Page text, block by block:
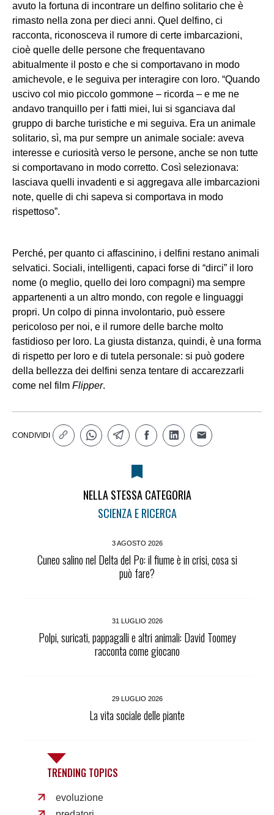
avuto la fortuna di incontrare un delfino solitario che è
rimasto nella zona per dieci anni. Quel delfino, ci
racconta, riconosceva il rumore di certe imbarcazioni,
cioè quelle delle persone che frequentavano
abitualmente il posto e che si comportavano in modo
amichevole, e le seguiva per interagire con loro. “Quando
uscivo col mio piccolo gommone – ricorda – e me ne
andavo tranquillo per i fatti miei, lui si sganciava dal
gruppo di barche turistiche e mi seguiva. Era un animale
solitario, sì, ma pur sempre un animale sociale: aveva
interesse e curiosità verso le persone, anche se non tutte
si comportavano in modo corretto. Così selezionava:
lasciava quelli invadenti e si aggregava alle imbarcazioni
note, quelle di chi sapeva si comportava in modo
rispettoso”.
Perché, per quanto ci affascinino, i delfini restano animali
selvatici. Sociali, intelligenti, capaci forse di “dirci” il loro
nome (o meglio, quello dei loro compagni) ma sempre
appartenenti a un altro mondo, con regole e linguaggi
propri. Un colpo di pinna involontario, può essere
pericoloso per noi, e il rumore delle barche molto
fastidioso per loro. La giusta distanza, quindi, è una forma
di rispetto per loro e di tutela personale: si può godere
della bellezza dei delfini senza tentare di accarezzarli
come nel film Flipper.
CONDIVIDI
NELLA STESSA CATEGORIA
SCIENZA E RICERCA
3 AGOSTO 2026
Cuneo salino nel Delta del Po: il fiume è in crisi, cosa si
può fare?
31 LUGLIO 2026
Polpi, suricati, pappagalli e altri animali: David Toomey
racconta come giocano
29 LUGLIO 2026
La vita sociale delle piante
TRENDING TOPICS
evoluzione